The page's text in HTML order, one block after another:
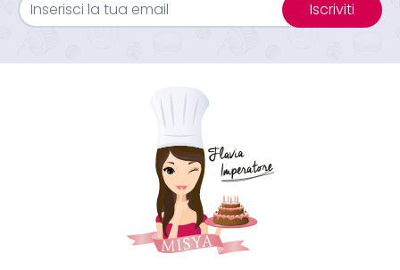
Iscriviti